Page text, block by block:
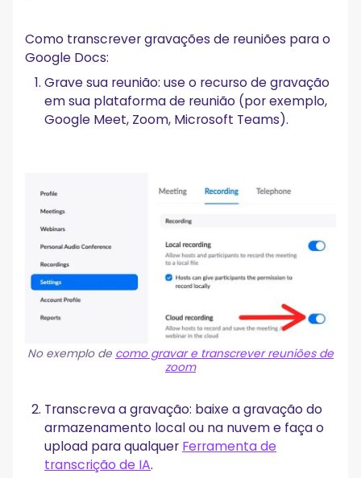
Como transcrever gravações de reuniões para o
Google Docs:
Grave sua reunião: use o recurso de gravação
em sua plataforma de reunião (por exemplo,
Google Meet, Zoom, Microsoft Teams).
No exemplo de como gravar e transcrever reuniões de
zoom
Transcreva a gravação: baixe a gravação do
armazenamento local ou na nuvem e faça o
upload para qualquer Ferramenta de
transcrição de IA.